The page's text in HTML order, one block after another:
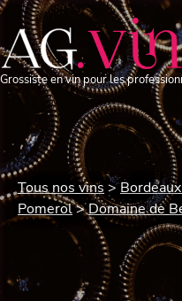
Grossiste en vin pour les
Tous nos vins
Pomerol
Domaine de